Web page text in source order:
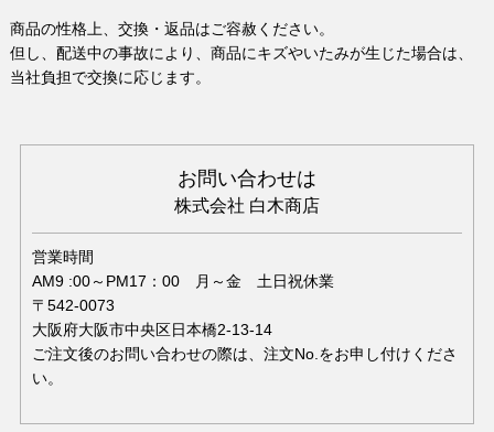
商品の性格上、交換・返品はご容赦ください。
但し、配送中の事故により、商品にキズやいたみが生じた場合は、
当社負担で交換に応じます。
お問い合わせは
株式会社 白木商店
営業時間
AM9 :00～PM17：00 月～金 土日祝休業
〒542-0073
大阪府大阪市中央区日本橋2-13-14
ご注文後のお問い合わせの際は、注文No.をお申し付けくださ
い。